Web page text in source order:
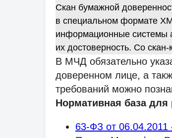
Скан бумажной
в специальном формате
информационные системы
их достоверность. Со
В МЧД обязательно
доверенном лице, а
требований можно
Нормативная база
63-ФЗ от 06.04.2011